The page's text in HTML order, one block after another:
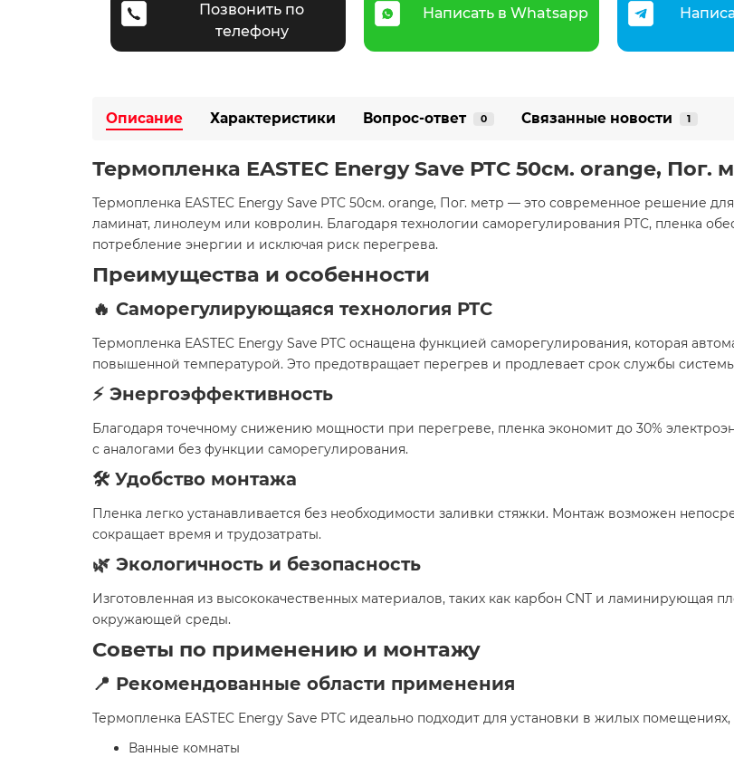
Позвонить по
телефону
Написать в Whatsapp
Описание Характеристики Вопрос-ответ 0 Связанные новости 1
Термопленка EASTEC Energy Save PTC 50см. orange, Пог.
Термопленка EASTEC Energy Save PTC 50см. orange, Пог. метр — это современное решение
ламинат, линолеум или ковролин. Благодаря технологии саморегулирования PTC, пленка
потребление энергии и исключая риск перегрева.​
Преимущества и особенности
🔥 Саморегулирующаяся технология PTC
Термопленка EASTEC Energy Save PTC оснащена функцией саморегулирования, которая
повышенной температурой. Это предотвращает перегрев и продлевает срок службы
⚡ Энергоэффективность
Благодаря точечному снижению мощности при перегреве, пленка экономит до 30%
с аналогами без функции саморегулирования.​
🛠️ Удобство монтажа
Пленка легко устанавливается без необходимости заливки стяжки. Монтаж возможен
сокращает время и трудозатраты.​
🌿 Экологичность и безопасность
Изготовленная из высококачественных материалов, таких как карбон CNT и ламинирующая
окружающей среды.​
Советы по применению и монтажу
📍 Рекомендованные области применения
Термопленка EASTEC Energy Save PTC идеально подходит для установки в жилых помещениях,
Ванные комнаты